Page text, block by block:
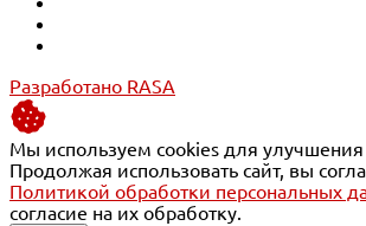
Разработано RASA
Мы используем cookies для улучшения
Продолжая использовать сайт, вы
Политикой обработки персональных
согласие на их обработку.